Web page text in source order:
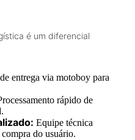
é um diferencial
entrega via motoboy para
rápido de
Equipe técnica
do usuário.